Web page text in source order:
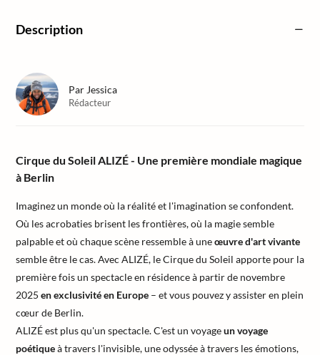
Description
Cirque du Soleil ALIZÉ - Une première mondiale magique
à Berlin
Imaginez un monde où la réalité et l'imagination se confondent.
Où les acrobaties brisent les frontières, où la magie semble
palpable et où chaque scène ressemble à uneœuvre d'art vivante
semble être le cas. Avec ALIZÉ, le Cirque du Soleil apporte pour la
première fois un spectacle en résidence à partir de novembre
2025 en exclusivité en Europe – et vous pouvez y assister en plein
cœur de Berlin.
ALIZÉ est plus qu'un spectacle. C'est un voyageun voyage
poétiqueà travers l'invisible, une odyssée à travers les émotions,
Par Jessica
Rédacteur